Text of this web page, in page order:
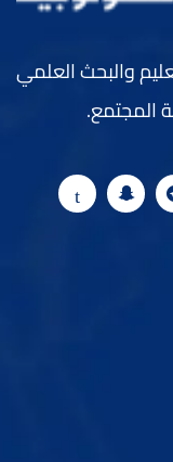
والبحث العلمي
المجتمع.